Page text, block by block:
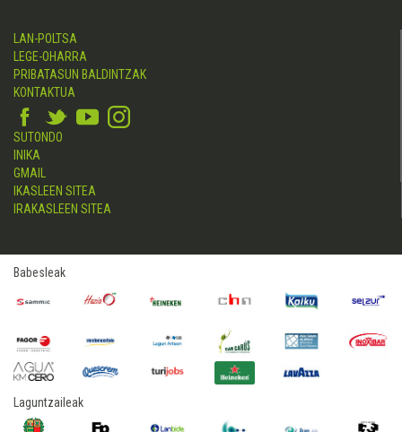
LAN-POLTSA
LEGE-OHARRA
PRIBATASUN BALDINTZAK
KONTAKTUA
SUTONDO
INIKA
GMAIL
IKASLEEN SITEA
IRAKASLEEN SITEA
Babesleak
Laguntzaileak